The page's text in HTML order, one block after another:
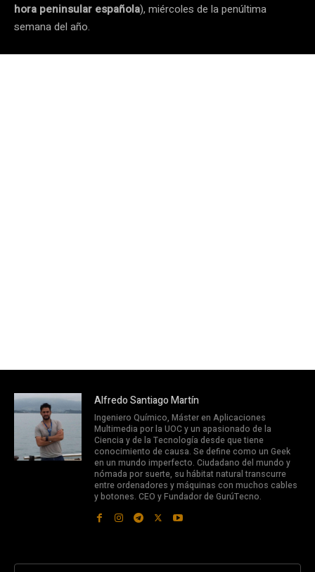
hora peninsular española), miércoles de la penúltima
semana del año.
Alfredo Santiago Martín
Ingeniero Químico, Máster en Aplicaciones
Multimedia por la UOC y un apasionado de la
Ciencia y de la Tecnología desde que tiene
conocimiento de causa. Se define como un Geek
en un mundo imperfecto. Ciudadano del mundo y
nómada por suerte, su hábitat natural transcurre
entre ordenadores y máquinas con muchos cables
y botones. CEO y Fundador de GurúTecno.